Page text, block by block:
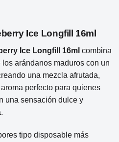
Ice Longfill 16ml
Ice Longfill 16ml combina
arándanos maduros con un
una mezcla afrutada,
perfecto para quienes
una sensación dulce y
tipo disposable más